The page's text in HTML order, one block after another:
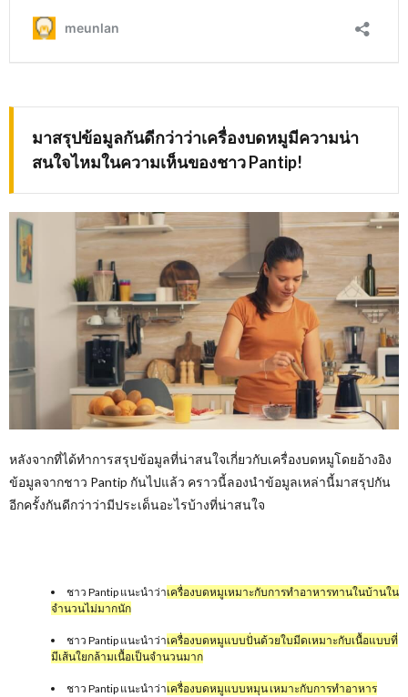
มาสรุปข้อมูลกันดีกว่าว่าเครื่องบดหมูมีความน่า
สนใจไหมในความเห็นของชาวPantip!
หลังจากที่ได้ทำการสรุปข้อมูลที่น่าสนใจเกี่ยวกับเครื่องบดหมูโดยอ้างอิง
ข้อมูลจากชาว Pantip กันไปแล้ว คราวนี้ลองนำข้อมูลเหล่านี้มาสรุปกัน
อีกครั้งกันดีกว่าว่ามีประเด็นอะไรบ้างที่น่าสนใจ
ชาว Pantip แนะนำว่าเครื่องบดหมูเหมาะกับการทำอาหารทานในบ้านใน
จำนวนไม่มากนัก
ชาว Pantip แนะนำว่าเครื่องบดหมูแบบปั่นด้วยใบมีดเหมาะกับเนื้อแบบที่
มีเส้นใยกล้ามเนื้อเป็นจำนวนมาก
ชาว Pantip แนะนำว่าเครื่องบดหมูแบบหมุน เหมาะกับการทำอาหาร